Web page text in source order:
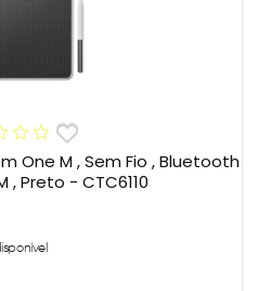
One M , Sem Fio , Bluetooth
, Preto - CTC6110